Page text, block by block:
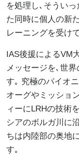
を処理し､そうい
た同時に個人の新
レーニングを受け
IAS後援によるVM
メッセージを､世
す｡ 究極のパイオ
オーグやミッショ
ィーにLRHの技術
シアのボルガ川に
ちは内陸部の奥地
す｡